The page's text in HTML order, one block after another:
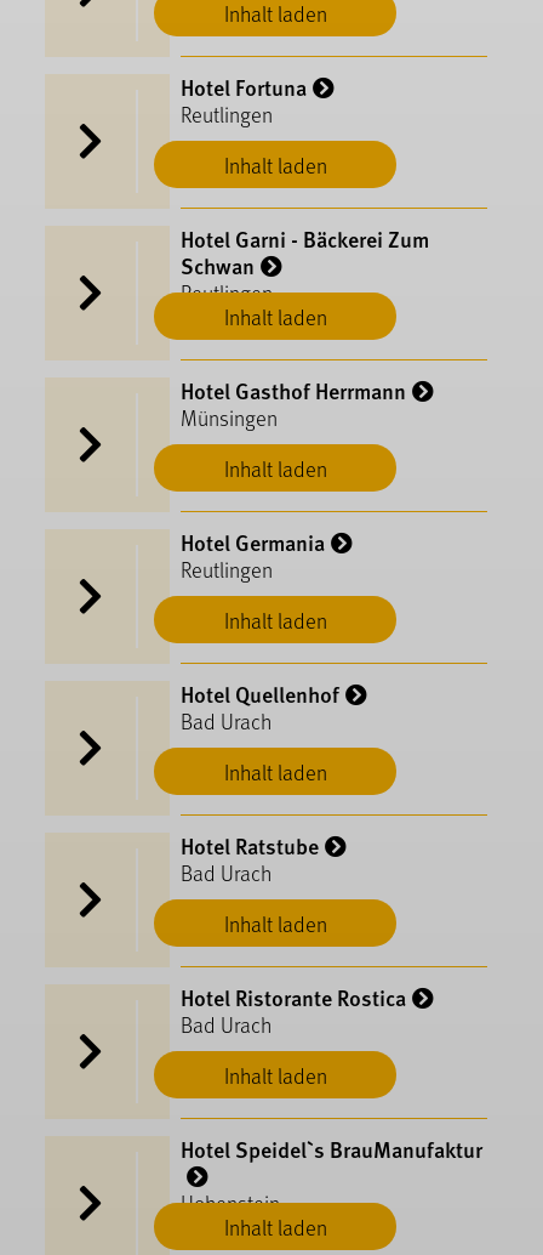
Inhalt laden
Inhalt laden
Hotel Fortuna
Reutlingen
Inhalt laden
Hotel Garni - Bäckerei Zum
Schwan
Reutlingen
Inhalt laden
Hotel Gasthof Herrmann
Münsingen
Inhalt laden
Hotel Germania
Reutlingen
Inhalt laden
Hotel Quellenhof
Bad Urach
Inhalt laden
Hotel Ratstube
Bad Urach
Inhalt laden
Hotel Ristorante Rostica
Bad Urach
Inhalt laden
Hotel Speidel`s BrauManufaktur
Hohenstein